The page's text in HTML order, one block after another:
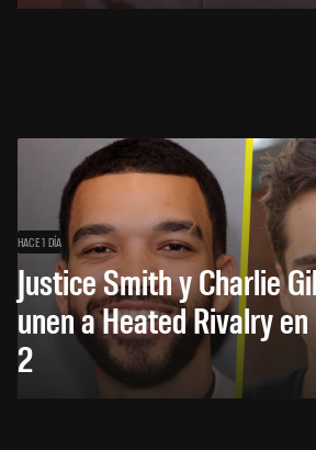
HACE 1 DÍA
Justice Smith y Charlie
unen a Heated Rivalry
2